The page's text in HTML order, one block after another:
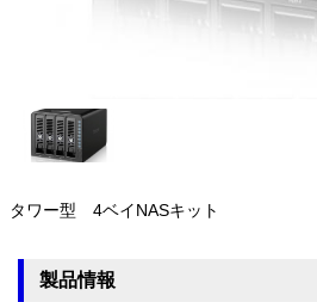
タワー型 4ベイNASキット
製品情報